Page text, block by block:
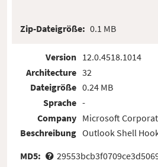
Zip-Dateigröße: 0.1 MB
Version
Architecture
Dateigröße
Sprache
Company
Beschreibung
12.0.4518.1014
32
0.24 MB
-
Microsoft
Outlook Shell
MD5: